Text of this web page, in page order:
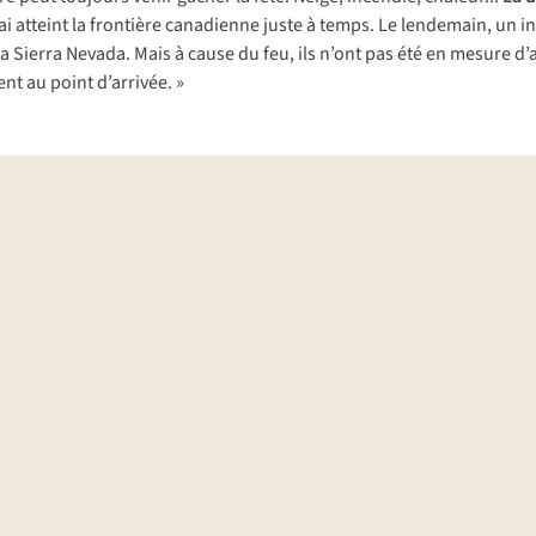
atteintlafrontièrecanadiennejusteàtemps. Lelendemain,un in
Sierra Nevada. Mais àcausedufeu,ils n’ontpasétéen mesured’a
au pointd’arrivée. »